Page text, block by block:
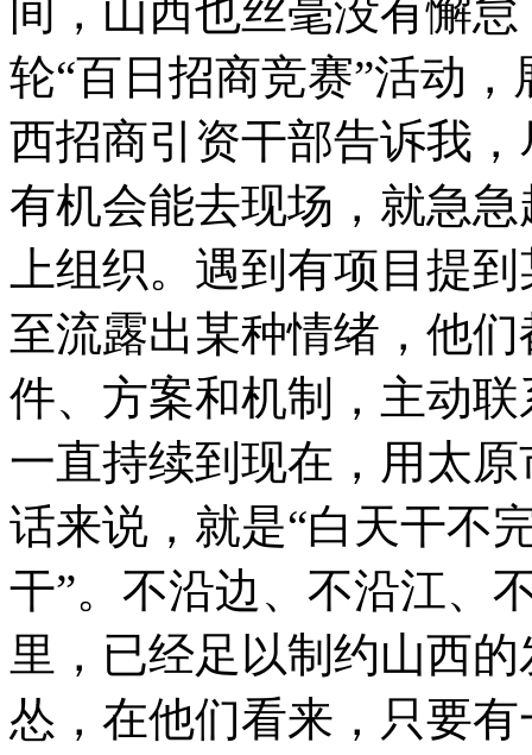
间，山西也丝毫没有懈
轮“百日招商竞赛”活动
西招商引资干部告诉我
有机会能去现场，就急
上组织。遇到有项目提
至流露出某种情绪，他
件、方案和机制，主动
一直持续到现在，用太
话来说，就是“白天干不
干”。不沿边、不沿江、
里，已经足以制约山西
怂，在他们看来，只要